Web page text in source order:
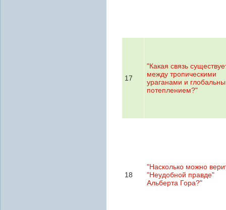
17
"Какая связь
между тропическими
ураганами и
потеплением?"
18
"Насколько можно
"Неудобной правде"
Альберта Гора?"